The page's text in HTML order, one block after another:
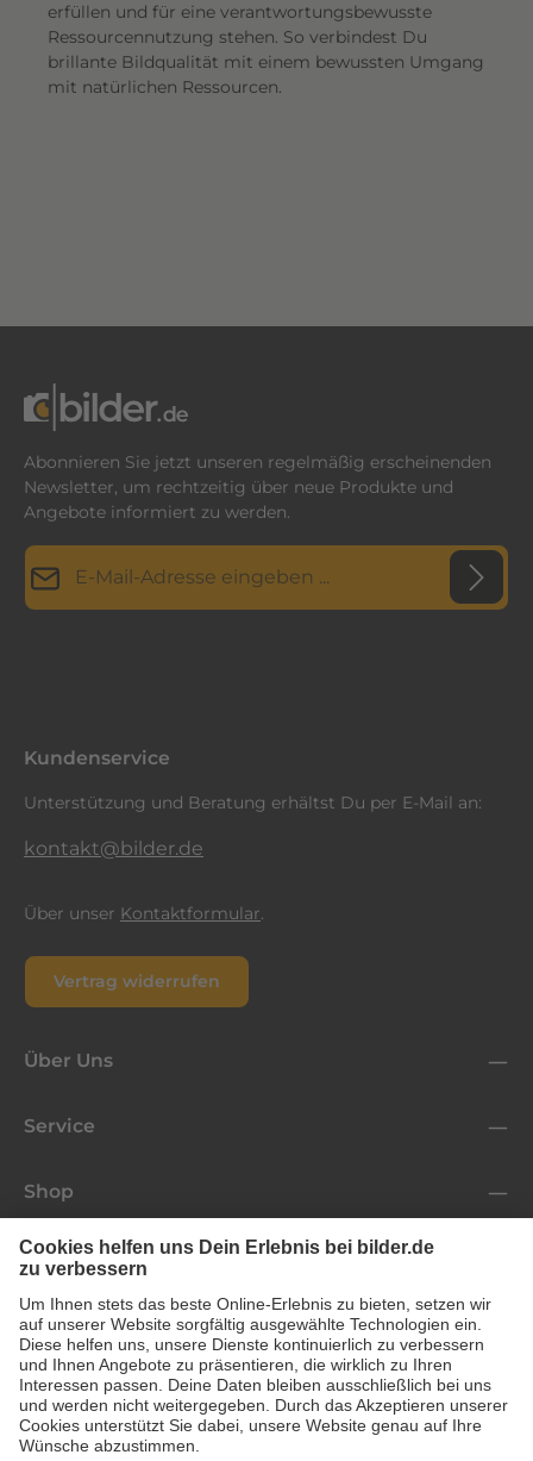
erfüllen und für eine verantwortungsbewusste
Ressourcennutzung stehen. So verbindest Du
brillante Bildqualität mit einem bewussten Umgang
mit natürlichen Ressourcen.
Abonnieren Sie jetzt unseren regelmäßig erscheinenden
Newsletter, um rechtzeitig über neue Produkte und
Angebote informiert zu werden.
E-Mail-Adresse*
Kundenservice
Unterstützung und Beratung erhältst Du per E-Mail an:
kontakt@bilder.de
Über unser Kontaktformular.
Vertrag widerrufen
Über Uns
Service
Shop
Folge uns